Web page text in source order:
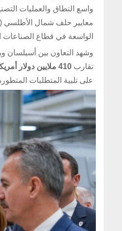
واسع النطاق والعمليات
معايير حلف شمال الأطلسي
الواسعة في قطاع الصناعات
تقارب 410 ملايين دولار أمريكي
على تلبية المتطلبات